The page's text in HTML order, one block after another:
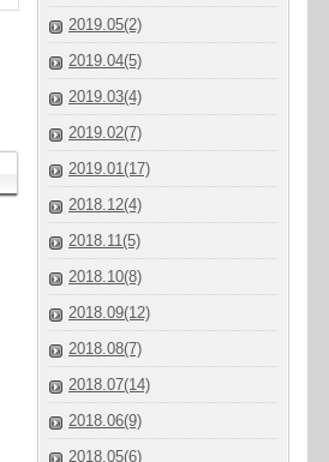
2019.05(2)
2019.04(5)
2019.03(4)
2019.02(7)
2019.01(17)
2018.12(4)
2018.11(5)
2018.10(8)
2018.09(12)
2018.08(7)
2018.07(14)
2018.06(9)
2018.05(6)